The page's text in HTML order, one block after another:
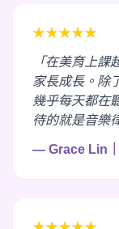
★★★★★
「在美育上
家長成長。除
幾乎每天都在
待的就是音樂
— Grace Lin